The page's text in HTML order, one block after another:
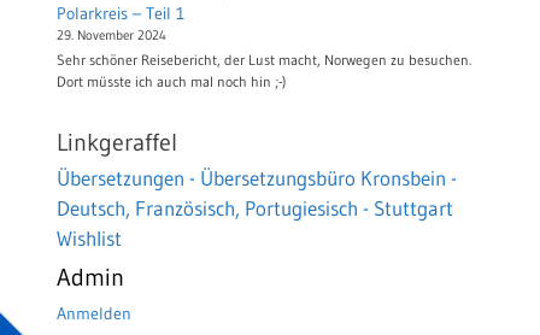
Polarkreis – Teil 1
29. November 2024
Sehr schöner Reisebericht, der Lust macht, Norwegen zu besuchen.
Dort müsste ich auch mal noch hin ;-)
Linkgeraffel
Übersetzungen - Übersetzungsbüro Kronsbein -
Deutsch, Französisch, Portugiesisch - Stuttgart
Wishlist
Admin
Anmelden